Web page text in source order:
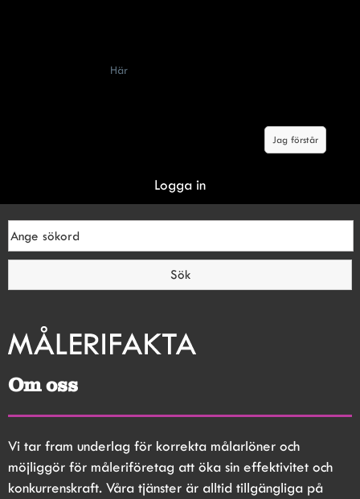
Här
Jag förstår
Logga in
Om oss
Vi tar fram underlag för korrekta målarlöner och
möjliggör för måleriföretag att öka sin effektivitet och
konkurrenskraft. Våra tjänster är alltid tillgängliga på